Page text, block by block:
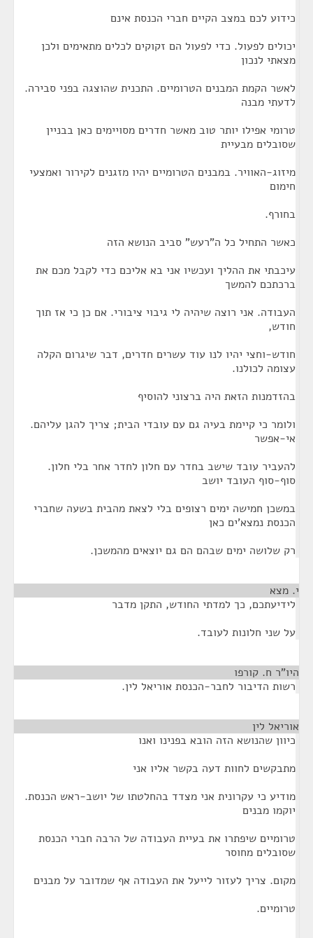
כידוע לכם במצב הקיים חברי הכנסת אינם
יכולים לפעול. כדי לפעול הם זקוקים לכלים מתאימים ולכן
מצאתי לנכון
לאשר הקמת המבנים הטרומיים. התכנית שהוצגה בפני סבירה.
לדעתי מבנה
טרומי אפילו יותר טוב מאשר חדרים מסויימים כאן בבניין
שסובלים מבעיית
מיזוג-האוויר. במבנים הטרומיים יהיו מזגנים לקירור ואמצעי
חימום
בחורף.
כאשר התחיל כל ה"רעש" סביב הנושא הזה
עיכבתי את ההליך ועכשיו אני בא אליכם כדי לקבל מכם את
ברכתכם להמשך
העבודה. אני רוצה שיהיה לי גיבוי ציבורי. אם כן כי אז תוך
חודש,
חודש-וחצי יהיו לנו עוד עשרים חדרים, דבר שיגרום הקלה
עצומה לכולנו.
בהזדמנות הזאת היה ברצוני להוסיף
ולומר כי קיימת בעיה גם עם עובדי הבית; צריך להגן עליהם.
אי-אפשר
להעביר עובד שישב בחדר עם חלון לחדר אחר בלי חלון.
סוף-סוף העובד יושב
במשכן חמישה ימים רצופים בלי לצאת מהבית בשעה שחברי
הכנסת נמצא'ים כאן
רק שלושה ימים שבהם הם גם יוצאים מהמשכן.
י. מצא
לידיעתכם, כך למדתי החודש, התקן מדבר
על שני חלונות לעובד.
היו"ר ח. קורפו
רשות הדיבור לחבר-הכנסת אוריאל לין.
אוריאל לין
כיוון שהנושא הזה הובא בפנינו ואנו
מתבקשים לחוות דעה בקשר אליו אני
מודיע כי עקרונית אני מצדד בהחלטתו של יושב-ראש הכנסת.
יוקמו מבנים
טרומיים שיפתרו את בעיית העבודה של הרבה חברי הכנסת
שסובלים מחוסר
מקום. צריך לעזור לייעל את העבודה אף שמדובר על מבנים
טרומיים.